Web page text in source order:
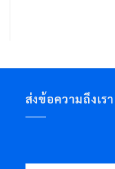
ส่งข้อความถึงเรา